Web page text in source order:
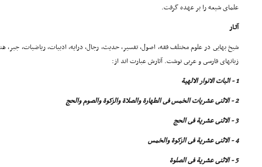
علماى شیعه را بر عهده گرفت.
آثـار
شیخ بهایى در علوم مختلف فقه، اصول، تفسیر، حدیث، رجال، درایه، ادبیات، ریاضیات، جبر،
زبانهاى فارسى و عربى نوشت. آثارش عبارت اند از:
1 - اثبات الانوار الالهیة
2 - الاثنى عشریات الخمس فى الطهارة والصلاة والزکوة والصوم والحج
3 - الاثنى عشریة فى الحج
4 - الاثنى عشریة فى الزکوة والخمس
5 - الاثنى عشریة فى الصلوة